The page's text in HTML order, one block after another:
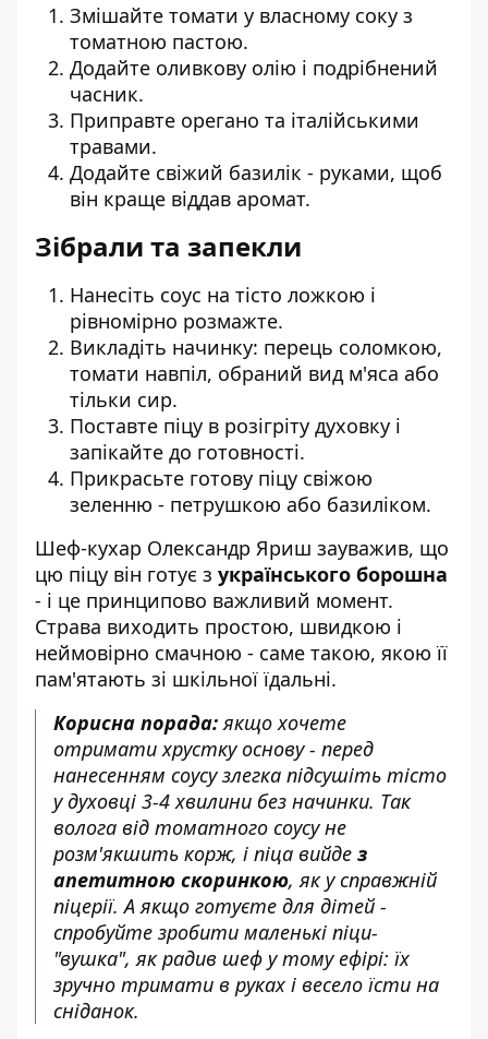
Змішайте томати у власному соку з
томатною пастою.
Додайте оливкову олію і подрібнений
часник.
Приправте орегано та італійськими
травами.
Додайте свіжий базилік - руками, щоб
він краще віддав аромат.
Зібрали та запекли
Нанесіть соус на тісто ложкою і
рівномірно розмажте.
Викладіть начинку: перець соломкою,
томати навпіл, обраний вид м'яса або
тільки сир.
Поставте піцу в розігріту духовку і
запікайте до готовності.
Прикрасьте готову піцу свіжою
зеленню - петрушкою або базиліком.
Шеф-кухар Олександр Яриш зауважив, що
цю піцу він готує з українського борошна
- і це принципово важливий момент.
Страва виходить простою, швидкою і
неймовірно смачною - саме такою, якою її
пам'ятають зі шкільної їдальні.
Корисна порада:якщо хочете
отримати хрустку основу - перед
нанесенням соусу злегка підсушіть тісто
у духовці 3-4 хвилини без начинки. Так
волога від томатного соусу не
розм'якшить корж, і піца вийде з
апетитною скоринкою, як у справжній
піцерії. А якщо готуєте для дітей -
спробуйте зробити маленькі піци-
"вушка", як радив шеф у тому ефірі: їх
зручно тримати в руках і весело їсти на
сніданок.